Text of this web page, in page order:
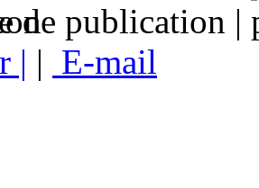
de publication |
| | E-mail